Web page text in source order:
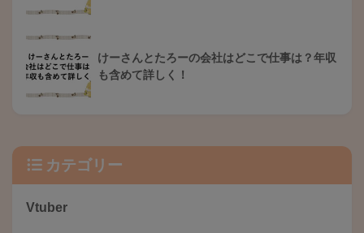
けーさんとたろーの会社はどこで仕事は？年収
も含めて詳しく！
カテゴリー
Vtuber